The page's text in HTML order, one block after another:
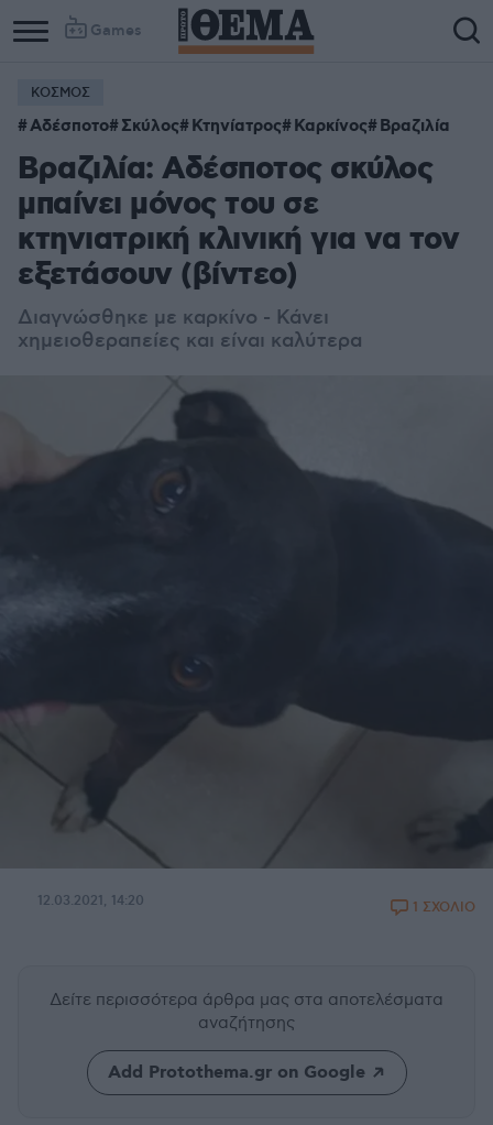
Games
ΚΟΣΜΟΣ
Αδέσποτο Σκύλος Κτηνίατρος Καρκίνος Βραζιλία
Βραζιλία: Αδέσποτος σκύλος
μπαίνει μόνος του σε
κτηνιατρική κλινική για να τον
εξετάσουν (βίντεο)
Διαγνώσθηκε με καρκίνο - Κάνει
χημειοθεραπείες και είναι καλύτερα
12.03.2021, 14:20 1 ΣΧΟΛΙΟ
Δείτε περισσότερα άρθρα μας στα αποτελέσματα
αναζήτησης
Add Protothema.gr on Google